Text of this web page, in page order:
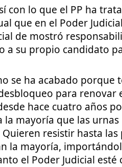
con lo que el PP ha
que en el Poder
de mostró
a su propio candidato
se ha acabado porque
para renovar
hace cuatro años
la mayoría que las
Quieren resistir hasta
la mayoría,
el Poder Judicial esté